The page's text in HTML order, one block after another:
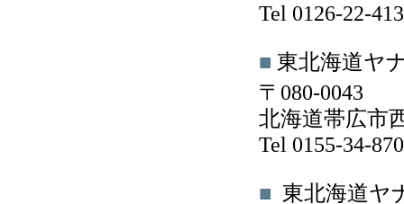
Tel 0126-22-
■ 東北海道ヤ
〒080-0043
北海道帯広市
Tel 0155-34-
■ 東北海道ヤ